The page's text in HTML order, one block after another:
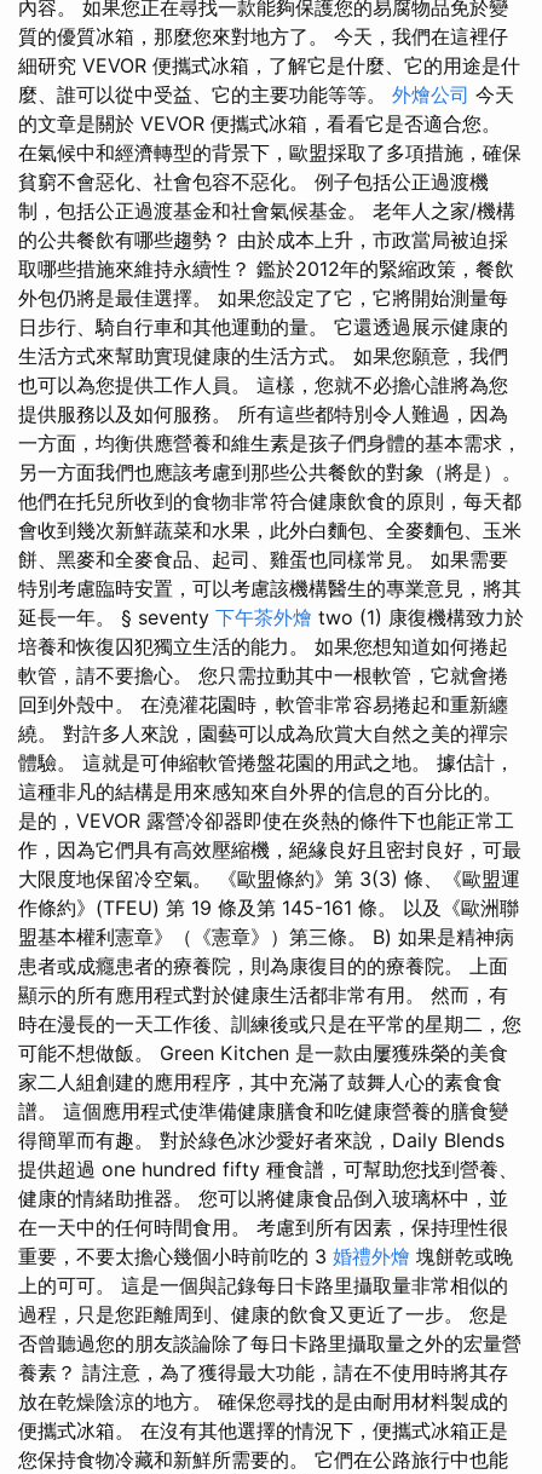
內容。 如果您正在尋找一款能夠保護您的易腐物品免於變
質的優質冰箱，那麼您來對地方了。 今天，我們在這裡仔
細研究 VEVOR 便攜式冰箱，了解它是什麼、它的用途是什
麼、誰可以從中受益、它的主要功能等等。 外燴公司 今天
的文章是關於 VEVOR 便攜式冰箱，看看它是否適合您。
在氣候中和經濟轉型的背景下，歐盟採取了多項措施，確保
貧窮不會惡化、社會包容不惡化。 例子包括公正過渡機
制，包括公正過渡基金和社會氣候基金。 老年人之家/機構
的公共餐飲有哪些趨勢？ 由於成本上升，市政當局被迫採
取哪些措施來維持永續性？ 鑑於2012年的緊縮政策，餐飲
外包仍將是最佳選擇。 如果您設定了它，它將開始測量每
日步行、騎自行車和其他運動的量。 它還透過展示健康的
生活方式來幫助實現健康的生活方式。 如果您願意，我們
也可以為您提供工作人員。 這樣，您就不必擔心誰將為您
提供服務以及如何服務。 所有這些都特別令人難過，因為
一方面，均衡供應營養和維生素是孩子們身體的基本需求，
另一方面我們也應該考慮到那些公共餐飲的對象（將是）。
他們在托兒所收到的食物非常符合健康飲食的原則，每天都
會收到幾次新鮮蔬菜和水果，此外白麵包、全麥麵包、玉米
餅、黑麥和全麥食品、起司、雞蛋也同樣常見。 如果需要
特別考慮臨時安置，可以考慮該機構醫生的專業意見，將其
延長一年。 § seventy 下午茶外燴 two (1) 康復機構致力於
培養和恢復囚犯獨立生活的能力。 如果您想知道如何捲起
軟管，請不要擔心。 您只需拉動其中一根軟管，它就會捲
回到外殼中。 在澆灌花園時，軟管非常容易捲起和重新纏
繞。 對許多人來說，園藝可以成為欣賞大自然之美的禪宗
體驗。 這就是可伸縮軟管捲盤花園的用武之地。 據估計，
這種非凡的結構是用來感知來自外界的信息的百分比的。
是的，VEVOR 露營冷卻器即使在炎熱的條件下也能正常工
作，因為它們具有高效壓縮機，絕緣良好且密封良好，可最
大限度地保留冷空氣。 《歐盟條約》第 3(3) 條、《歐盟運
作條約》(TFEU) 第 19 條及第 145-161 條。 以及《歐洲聯
盟基本權利憲章》（《憲章》）第三條。 B) 如果是精神病
患者或成癮患者的療養院，則為康復目的的療養院。 上面
顯示的所有應用程式對於健康生活都非常有用。 然而，有
時在漫長的一天工作後、訓練後或只是在平常的星期二，您
可能不想做飯。 Green Kitchen 是一款由屢獲殊榮的美食
家二人組創建的應用程序，其中充滿了鼓舞人心的素食食
譜。 這個應用程式使準備健康膳食和吃健康營養的膳食變
得簡單而有趣。 對於綠色冰沙愛好者來說，Daily Blends
提供超過 one hundred fifty 種食譜，可幫助您找到營養、
健康的情緒助推器。 您可以將健康食品倒入玻璃杯中，並
在一天中的任何時間食用。 考慮到所有因素，保持理性很
重要，不要太擔心幾個小時前吃的 3 婚禮外燴 塊餅乾或晚
上的可可。 這是一個與記錄每日卡路里攝取量非常相似的
過程，只是您距離周到、健康的飲食又更近了一步。 您是
否曾聽過您的朋友談論除了每日卡路里攝取量之外的宏量營
養素？ 請注意，為了獲得最大功能，請在不使用時將其存
放在乾燥陰涼的地方。 確保您尋找的是由耐用材料製成的
便攜式冰箱。 在沒有其他選擇的情況下，便攜式冰箱正是
您保持食物冷藏和新鮮所需要的。 它們在公路旅行中也能